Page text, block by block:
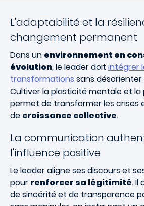
L'adaptabilité et la
changement permanent
Dans un environnement en
évolution, le leader doit intégrer
transformations sans désorienter
Cultiver la plasticité mentale et la
permet de transformer les crises
de croissance collective.
La communication
l'influence positive
Le leader aligne ses discours et
pour renforcer sa légitimité. Il
de sincérité et de transparence